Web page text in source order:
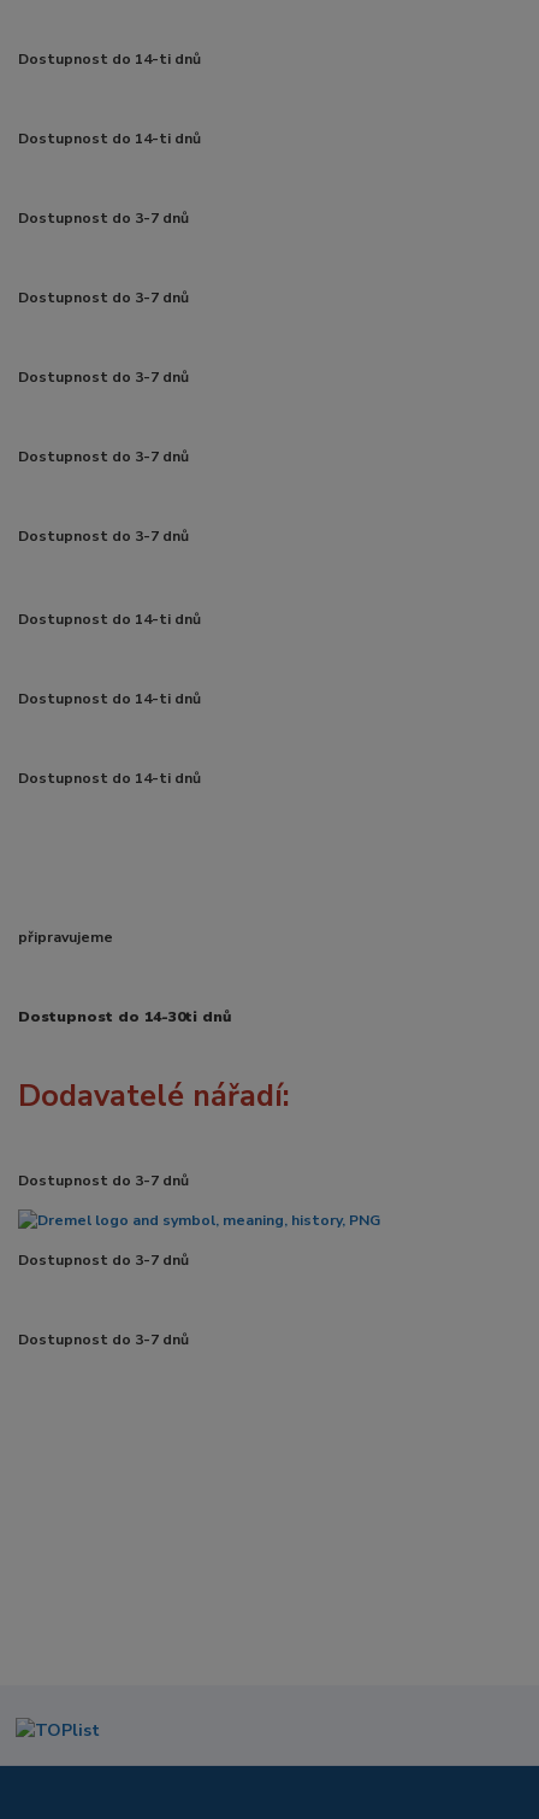
Dostupnost do 14-ti dnů
Dostupnost do 14-ti dnů
Dostupnost do 3-7 dnů
Dostupnost do 3-7 dnů
Dostupnost do 3-7 dnů
Dostupnost do 3-7 dnů
Dostupnost do 3-7 dnů
Dostupnost do 14-ti dnů
Dostupnost do 14-ti dnů
Dostupnost do 14-ti dnů
připravujeme
Dostupnost do 14-30ti dnů
Dodavatelé nářadí:
Dostupnost do 3-7 dnů
Dostupnost do 3-7 dnů
Dostupnost do 3-7 dnů